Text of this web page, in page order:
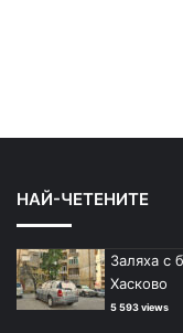
НАЙ-ЧЕТЕНИТЕ
Заляха с
Хасково
5 593 views